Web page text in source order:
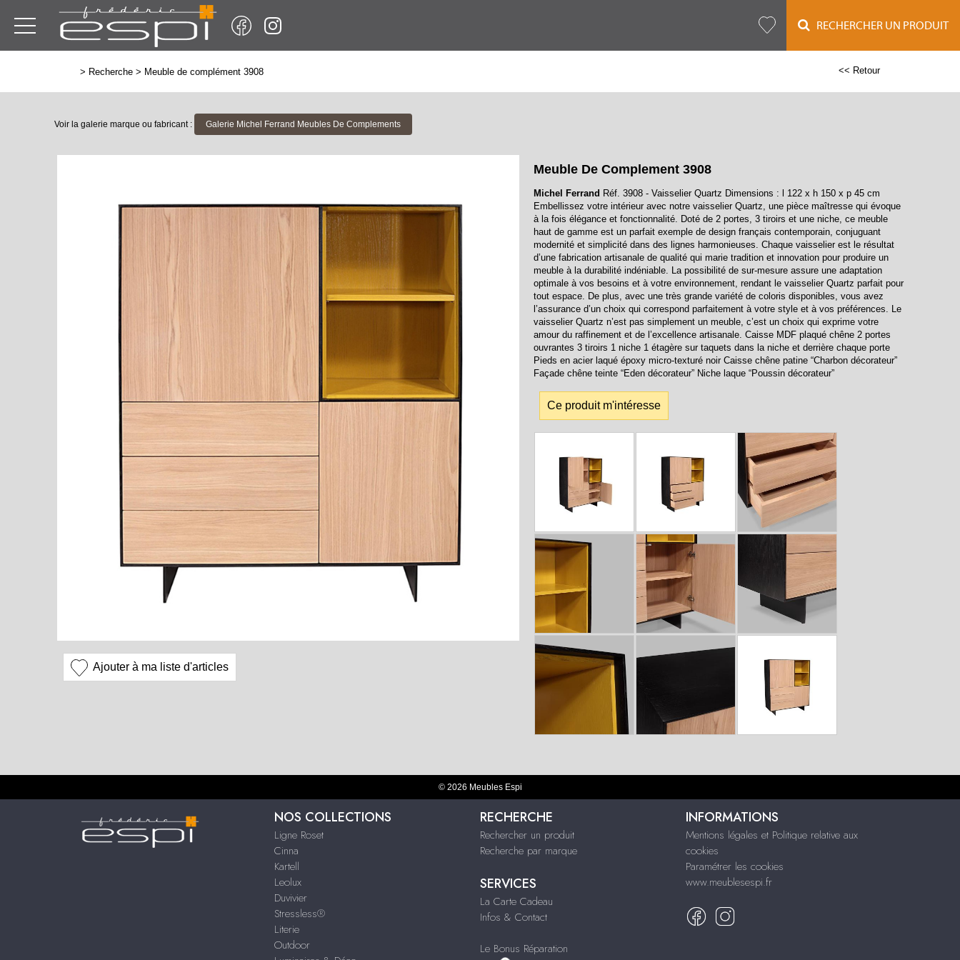
RECHERCHER UN PRODUIT
> Recherche > Meuble de complément 3908 << Retour
Voir la galerie marque ou fabricant : Galerie Michel Ferrand Meubles De Complements
Ajouter à ma liste d'articles
Meuble De Complement 3908
Michel Ferrand Réf. 3908 - Vaisselier Quartz Dimensions : l 122 x h 150 x p 45 cm
Embellissez votre intérieur avec notre vaisselier Quartz, une pièce maîtresse qui évoque
à la fois élégance et fonctionnalité. Doté de 2 portes, 3 tiroirs et une niche, ce meuble
haut de gamme est un parfait exemple de design français contemporain, conjuguant
modernité et simplicité dans des lignes harmonieuses. Chaque vaisselier est le résultat
d’une fabrication artisanale de qualité qui marie tradition et innovation pour produire un
meuble à la durabilité indéniable. La possibilité de sur-mesure assure une adaptation
optimale à vos besoins et à votre environnement, rendant le vaisselier Quartz parfait pour
tout espace. De plus, avec une très grande variété de coloris disponibles, vous avez
l’assurance d’un choix qui correspond parfaitement à votre style et à vos préférences. Le
vaisselier Quartz n’est pas simplement un meuble, c’est un choix qui exprime votre
amour du raffinement et de l’excellence artisanale. Caisse MDF plaqué chêne 2 portes
ouvrantes 3 tiroirs 1 niche 1 étagère sur taquets dans la niche et derrière chaque porte
Pieds en acier laqué époxy micro-texturé noir Caisse chêne patine “Charbon décorateur”
Façade chêne teinte “Eden décorateur” Niche laque “Poussin décorateur”
Ce produit m'intéresse
© 2026 Meubles Espi
NOS COLLECTIONS
Ligne Roset
Cinna
Kartell
Leolux
Duvivier
Stressless®
Literie
Outdoor
RECHERCHE
Rechercher un produit
Recherche par marque
SERVICES
La Carte Cadeau
Infos & Contact
Le Bonus Réparation
INFORMATIONS
Mentions légales et Politique relative aux
cookies
Paramétrer les cookies
www.meublesespi.fr